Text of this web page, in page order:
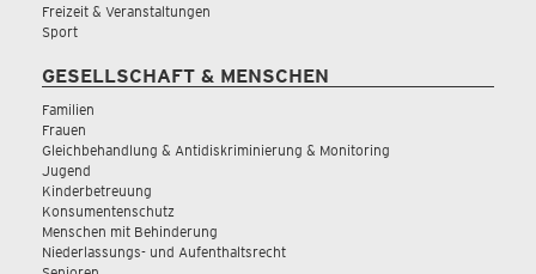
Freizeit & Veranstaltungen
Sport
GESELLSCHAFT & MENSCHEN
Familien
Frauen
Gleichbehandlung & Antidiskriminierung & Monitoring
Jugend
Kinderbetreuung
Konsumentenschutz
Menschen mit Behinderung
Niederlassungs- und Aufenthaltsrecht